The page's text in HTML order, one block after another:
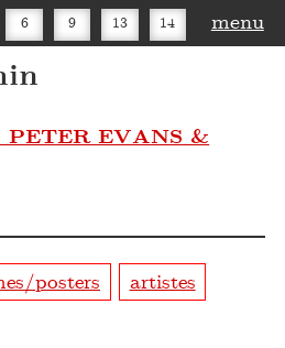
6 9 13 14 menu
EVANS &
posters
artistes